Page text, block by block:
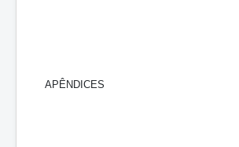
APÊNDICES